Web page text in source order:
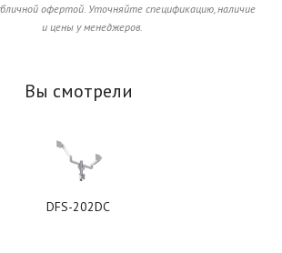
офертой. Уточняйте спецификацию, наличие
и цены у менеджеров.
Вы смотрели
DFS-202DC